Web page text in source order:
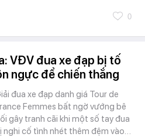
0
VĐV đua xe đạp bị tố
ngực để chiến thắng
đua xe đạp danh giá Tour de
Femmes bất ngờ vướng bê
gây tranh cãi khi một số tay đua
nghi cố tình nhét thêm đệm vào…